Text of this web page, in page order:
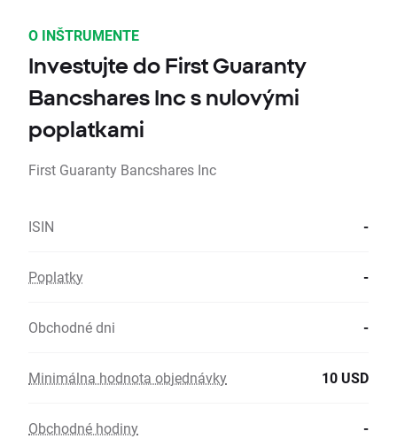
O INŠTRUMENTE
Investujte do First Guaranty
Bancshares Inc s nulovými
poplatkami
First Guaranty Bancshares Inc
ISIN -
Poplatky -
Obchodné dni -
Minimálna hodnota objednávky 10 USD
Obchodné hodiny -